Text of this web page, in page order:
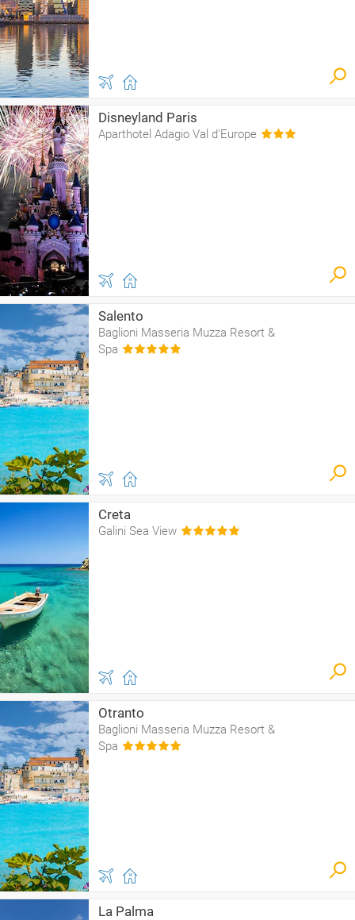
Disneyland Paris
Aparthotel Adagio Val d'Europe
Salento
Baglioni Masseria Muzza Resort &
Spa
Creta
Galini Sea View
Otranto
Baglioni Masseria Muzza Resort &
Spa
La Palma